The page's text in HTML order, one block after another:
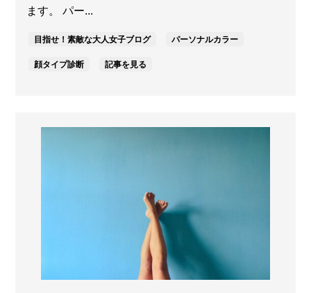
ます。 パー...
目指せ！素敵な大人女子ブログ パーソナルカラー
顔タイプ診断 記事を見る